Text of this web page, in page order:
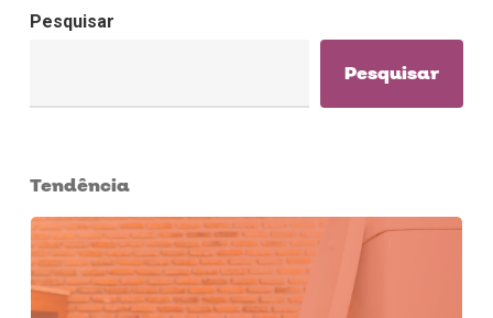
Pesquisar
Pesquisar
Tendência